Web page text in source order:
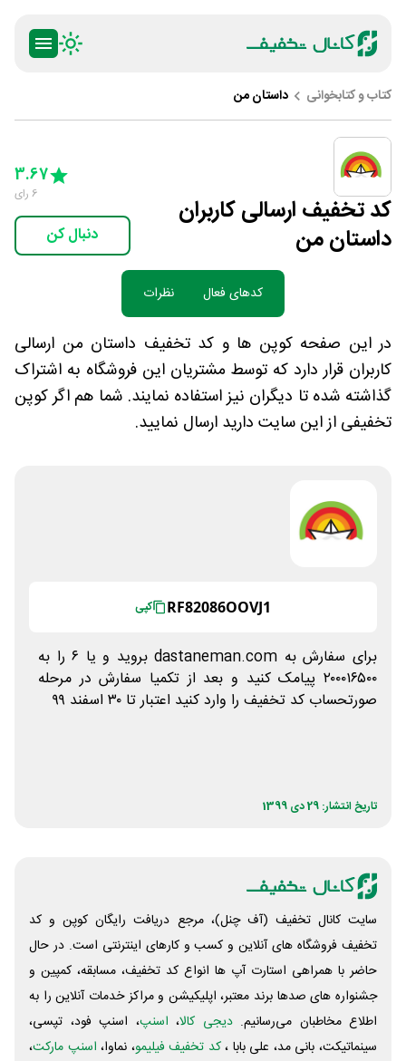
کتاب و کتابخوانی داستان من
کد تخفیف ارسالی کاربران
داستان من
3 Stars
4 Stars
5 Stars
3.67
6 رای
دنبال کن
کدهای فعال نظرات
در این صفحه کوپن ها و کد تخفیف داستان من ارسالی
کاربران قرار دارد که توسط مشتریان این فروشگاه به اشتراک
گذاشته شده تا دیگران نیز استفاده نمایند. شما هم اگر کوپن
تخفیفی از این سایت دارید ارسال نمایید.
RF82086OOVJ1 کپی
برای سفارش به dastaneman.com بروید و یا ۶ را به
۲۰۰۰۱۶۵۰۰ پیامک کنید و بعد از تکمیا سفارش در مرحله
صورتحساب کد تخفیف را وارد کنید اعتبار تا ۳۰ اسفند ۹۹
تاریخ انتشار: 29 دی 1399
سایت کانال تخفیف (آف چنل)، مرجع دریافت رایگان کوپن و کد
تخفیف فروشگاه های آنلاین و کسب و‌ کارهای اینترنتی است. در حال
حاضر با همراهی استارت آپ ها انواع کد تخفیف، مسابقه، کمپین و
جشنواره های صدها برند معتبر، اپلیکیشن و مراکز خدمات آنلاین را به
اطلاع مخاطبان می‌رسانیم. دیجی کالا، اسنپ، اسنپ فود، تپسی،
سینماتیکت، بانی مد، علی‌ بابا ،کد تخفیف فیلیمو، نماوا، اسنپ مارکت،